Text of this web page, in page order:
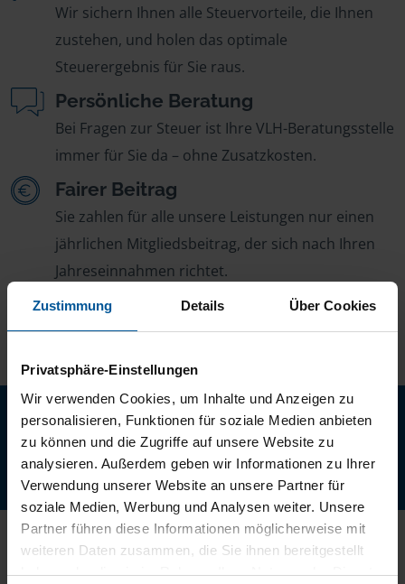
Zustimmung Details Über Cookies
Privatsphäre-Einstellungen
Wir verwenden Cookies, um Inhalte und Anzeigen zu
personalisieren, Funktionen für soziale Medien anbieten
zu können und die Zugriffe auf unsere Website zu
analysieren. Außerdem geben wir Informationen zu Ihrer
Verwendung unserer Website an unsere Partner für
soziale Medien, Werbung und Analysen weiter. Unsere
Partner führen diese Informationen möglicherweise mit
weiteren Daten zusammen, die Sie ihnen bereitgestellt
haben oder die sie im Rahmen Ihrer Nutzung der Dienste
Wir sichern Ihnen alle Steuervorteile, die Ihnen
zustehen, und holen das optimale
Steuerergebnis für Sie raus.
Persönliche Beratung
Bei Fragen zur Steuer ist Ihre VLH-Beratungsstelle
immer für Sie da – ohne Zusatzkosten.
Fairer Beitrag
Sie zahlen für alle unsere Leistungen nur einen
jährlichen Mitgliedsbeitrag, der sich nach Ihren
Jahreseinnahmen richtet.
Neu: Jetzt auch digital Mitglied werden!
Schnell, einfach und komplett online - ohne Termin.
Jetzt digital starten